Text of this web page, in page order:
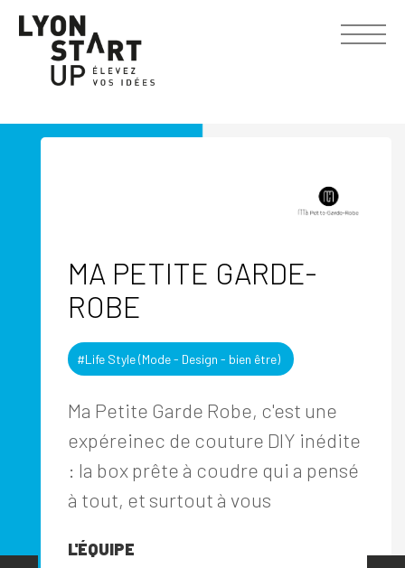
MA PETITE GARDE-
ROBE
#Life Style (Mode - Design - bien être)
Ma Petite Garde Robe, c'est une
expéreinec de couture DIY inédite
: la box prête à coudre qui a pensé
à tout, et surtout à vous
L'ÉQUIPE